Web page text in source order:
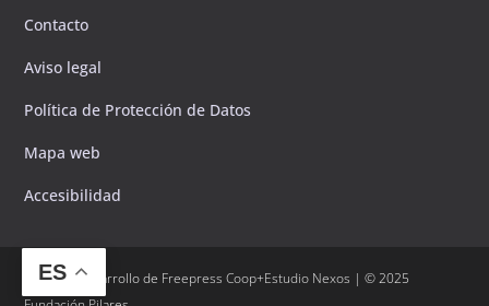
Contacto
Aviso legal
Política de Protección de Datos
Mapa web
Accesibilidad
Diseño y desarrollo de Freepress Coop+Estudio Nexos | © 2025
ES